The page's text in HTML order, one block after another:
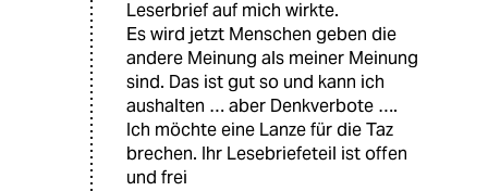
Leserbrief auf mich wirkte.
Es wird jetzt Menschen geben die
andere Meinung als meiner Meinung
sind. Das ist gut so und kann ich
aushalten … aber Denkverbote ….
Ich möchte eine Lanze für die Taz
brechen. Ihr Lesebriefeteil ist offen
und frei